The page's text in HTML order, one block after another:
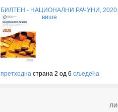
БИЛТЕН - НАЦИОНАЛНИ РАЧУНИ, 2020.
више
претходна страна 2 од 6 сљедећа